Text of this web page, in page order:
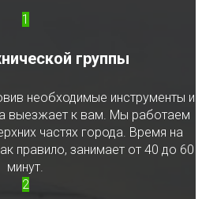
1
группы
необходимые инструменты и
выезжает к вам. Мы работаем
частях города. Время на
правило, занимает от 40 до 60
минут.
2